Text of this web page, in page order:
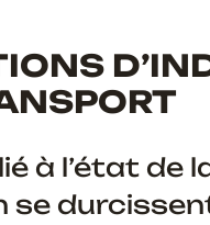
à l’état
se